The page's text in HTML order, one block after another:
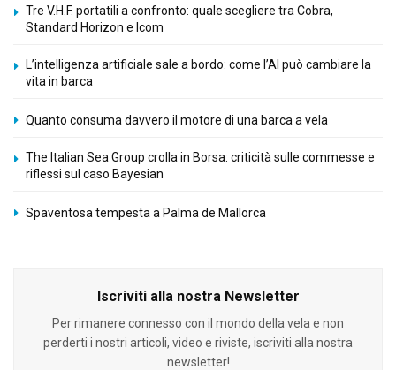
Tre V.H.F. portatili a confronto: quale scegliere tra Cobra,
Standard Horizon e Icom
L’intelligenza artificiale sale a bordo: come l’AI può cambiare la
vita in barca
Quanto consuma davvero il motore di una barca a vela
The Italian Sea Group crolla in Borsa: criticità sulle commesse e
riflessi sul caso Bayesian
Spaventosa tempesta a Palma de Mallorca
Iscriviti alla nostra Newsletter
Per rimanere connesso con il mondo della vela e non
perderti i nostri articoli, video e riviste, iscriviti alla nostra
newsletter!